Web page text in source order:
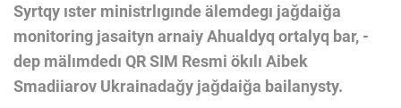
Syrtqy ıster ministrlıgınde älemdegı jaǧdaiǧa
monitoring jasaityn arnaiy Ahualdyq ortalyq bar, -
dep mälımdedı QR SIM Resmi ökılı Aibek
Smadiiarov Ukrainadaǧy jaǧdaiǧa bailanysty.